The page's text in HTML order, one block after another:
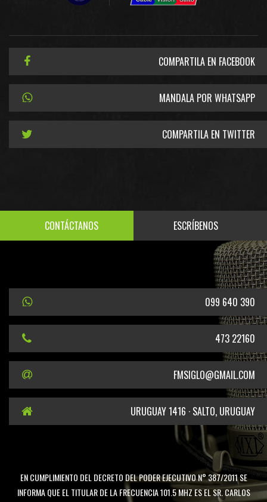
COMPARTILA EN FACEBOOK
MANDALA POR WHATSAPP
COMPARTILA EN TWITTER
CONTÁCTANOS ESCRÍBENOS
099 640 390
473 22160
FMSIGLO@GMAIL.COM
URUGUAY 1416 · SALTO, URUGUAY
EN CUMPLIMIENTO DEL DECRETO DEL PODER EJECUTIVO N° 387/2011 SE
INFORMA QUE EL TITULAR DE LA FRECUENCIA 101.5 MHZ ES EL SR. CARLOS